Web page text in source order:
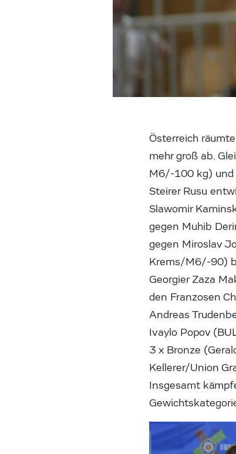
Österreich
mehr groß ab.
M6/-100 kg) und
Steirer Rusu
Slawomir
gegen Muhib
gegen Miroslav
Krems/M6/-90)
Georgier Zaza
den Franzosen
Andreas
Ivaylo Popov
3 x Bronze
Kellerer/Union
Insgesamt